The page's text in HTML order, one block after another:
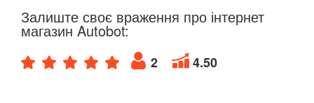
Залиште своє враження про інтернет
магазин Autobot:
2 4.50